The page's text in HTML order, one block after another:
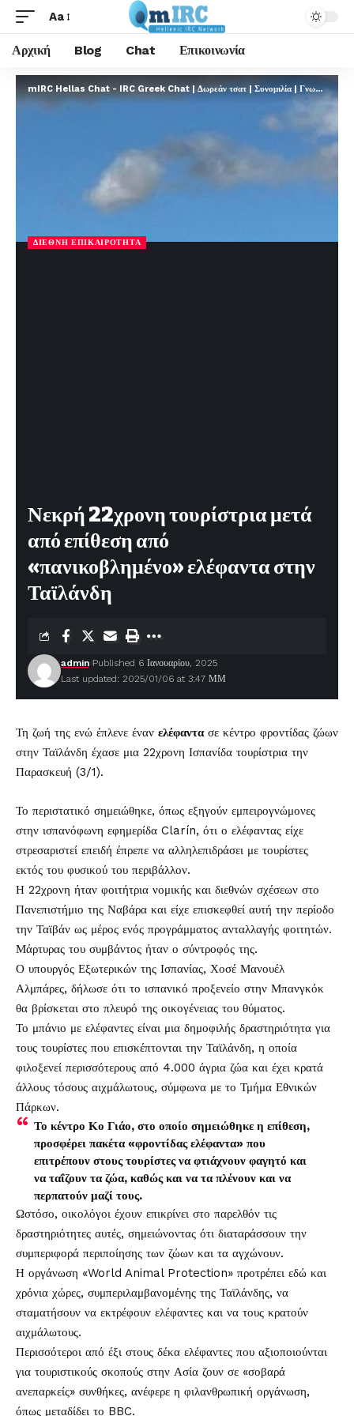
Aa
Αρχική Blog Chat Επικοινωνία
mIRC Hellas Chat - IRC Greek Chat | Δωρεάν τσατ | Συνομιλία | Γνωριμίες | FREE
ΔΙΕΘΝΉ ΕΠΙΚΑΙΡΌΤΗΤΑ
Νεκρή 22χρονη τουρίστρια μετά
από επίθεση από
«πανικοβλημένο» ελέφαντα στην
Ταϊλάνδη
Last updated: 2025/01/06 at 3:47 ΜΜ
admin Published 6 Ιανουαρίου, 2025
Τη ζωή της ενώ έπλενε έναν ελέφαντασε κέντρο φροντίδας ζώων
στην Ταϊλάνδη έχασε μια 22χρονη Ισπανίδα τουρίστρια την
Παρασκευή (3/1).
Το περιστατικό σημειώθηκε, όπως εξηγούν εμπειρογνώμονες
στην ισπανόφωνη εφημερίδα Clarín, ότι ο ελέφαντας είχε
στρεσαριστεί επειδή έπρεπε να αλληλεπιδράσει με τουρίστες
εκτός του φυσικού του περιβάλλον.
Η 22χρονη ήταν φοιτήτρια νομικής και διεθνών σχέσεων στο
Πανεπιστήμιο της Ναβάρα και είχε επισκεφθεί αυτή την περίοδο
την Ταϊβάν ως μέρος ενός προγράμματος ανταλλαγής φοιτητών.
Μάρτυρας του συμβάντος ήταν ο σύντροφός της.
Ο υπουργός Εξωτερικών της Ισπανίας, Χοσέ Μανουέλ
Αλμπάρες, δήλωσε ότι το ισπανικό προξενείο στην Μπανγκόκ
θα βρίσκεται στο πλευρό της οικογένειας του θύματος.
Το μπάνιο με ελέφαντες είναι μια δημοφιλής δραστηριότητα για
τους τουρίστες που επισκέπτονται την Ταϊλάνδη, η οποία
φιλοξενεί περισσότερους από 4.000 άγρια ζώα και έχει κρατά
άλλους τόσους αιχμάλωτους, σύμφωνα με το Τμήμα Εθνικών
Πάρκων.
Το κέντρο Κο Γιάο, στο οποίο σημειώθηκε η επίθεση,
προσφέρει πακέτα «φροντίδας ελέφαντα» που
επιτρέπουν στους τουρίστες να φτιάχνουν φαγητό και
να ταΐζουν τα ζώα, καθώς και να τα πλένουν και να
περπατούν μαζί τους.
Ωστόσο, οικολόγοι έχουν επικρίνει στο παρελθόν τις
δραστηριότητες αυτές, σημειώνοντας ότι διαταράσσουν την
συμπεριφορά περιποίησης των ζώων και τα αγχώνουν.
Η οργάνωση «World Animal Protection» προτρέπει εδώ και
χρόνια χώρες, συμπεριλαμβανομένης της Ταϊλάνδης, να
σταματήσουν να εκτρέφουν ελέφαντες και να τους κρατούν
αιχμάλωτους.
Περισσότεροι από έξι στους δέκα ελέφαντες που αξιοποιούνται
για τουριστικούς σκοπούς στην Ασία ζουν σε «σοβαρά
ανεπαρκείς» συνθήκες, ανέφερε η φιλανθρωπική οργάνωση,
όπως μεταδίδει το BBC.